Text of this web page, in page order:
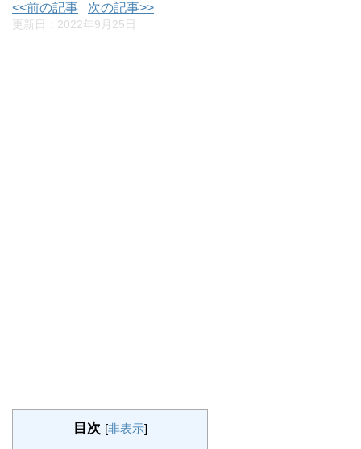
<<前の記事 次の記事>>
更新日： 2022年9月25日
目次 [非表示]